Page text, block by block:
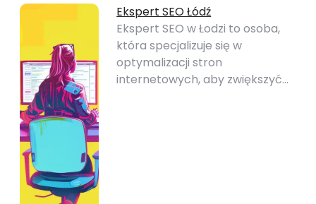
Ekspert SEO Łódź
Ekspert SEO w Łodzi to osoba,
która specjalizuje się w
optymalizacji stron
internetowych, aby zwiększyć…